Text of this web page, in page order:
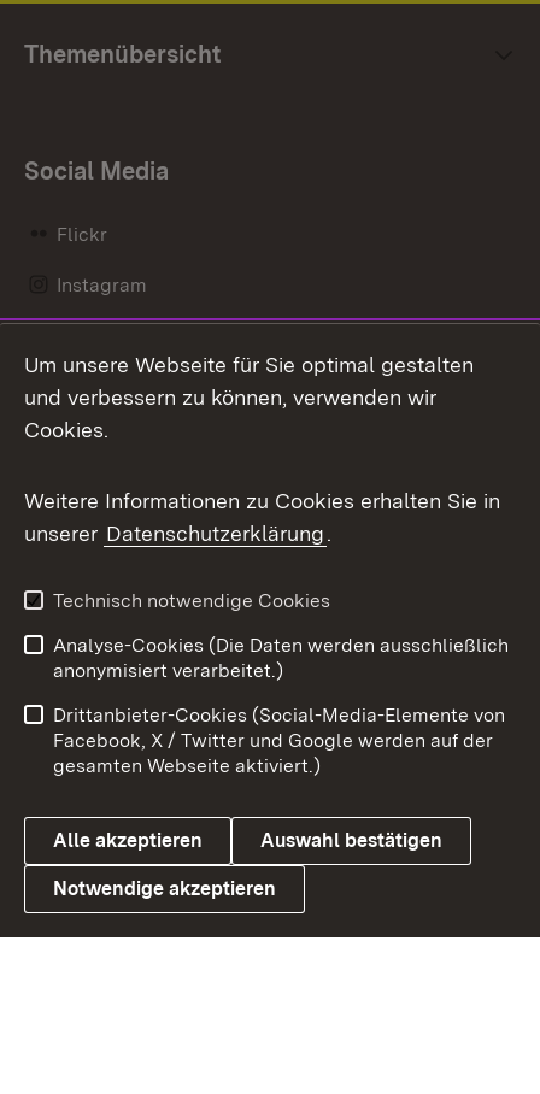
Themenübersicht
Social Media
Flickr
Instagram
Mastodon
Messenger
Social Wall
X / Twitter
Youtube
Link zum Landesportal
Benutzungshinweise
Barrierefreiheit
Datenschutz
Cookies
Um unsere Webseite für Sie optimal gestalten
und verbessern zu können, verwenden wir
Cookies.
Weitere Informationen zu Cookies erhalten Sie in
unserer Datenschutzerklärung.
Technisch notwendige Cookies
Analyse-Cookies (Die Daten werden ausschließlich
anonymisiert verarbeitet.)
Drittanbieter-Cookies (Social-Media-Elemente von
Facebook, X / Twitter und Google werden auf der
gesamten Webseite aktiviert.)
Alle akzeptieren Auswahl bestätigen
Notwendige akzeptieren